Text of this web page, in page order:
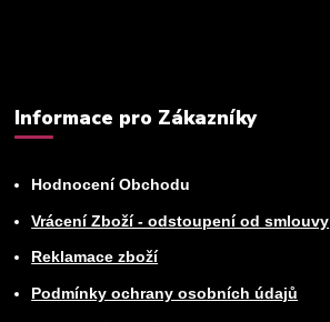
Informace pro Zákazníky
Hodnocení Obchodu
Vrácení Zboží - odstoupení od smlouvy
Reklamace zboží
Podmínky ochrany osobních údajů